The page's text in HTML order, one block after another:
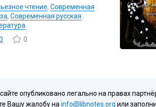
чтение, Современная
, Современная русская
0
опубликовано легально на правах
Вашу жалобу на info@libnotes.org или